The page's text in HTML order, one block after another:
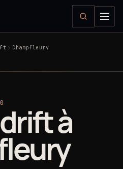
Champfleury
à